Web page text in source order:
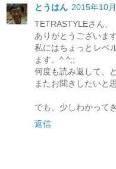
とうはん 2015年10
TETRASTYLEさん、
ありがとうございます
私にはちょっとレベ
ます。^ ^;;
何度も読み返して、
またお聞きしたいと
でも、少しわかって
返信